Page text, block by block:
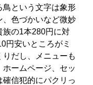
鳥という文字は象形
、色づかいなど微妙
族の1本280円に対
円安いところがミ
だし、メニューも
ームページ、セッ
確信犯的にパクリっ